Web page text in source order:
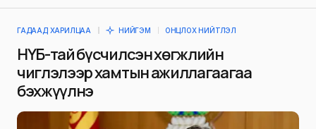
ГАДААД ХАРИЛЦАА НИЙГЭМ ОНЦЛОХ НИЙТЛЭЛ
НҮБ-тай бүсчилсэн хөгжлийн
чиглэлээр хамтын ажиллагаагаа
бэхжүүлнэ